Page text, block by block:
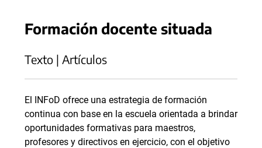
Formación docente situada
Texto | Artículos
El INFoD ofrece una estrategia de formación
continua con base en la escuela orientada a brindar
oportunidades formativas para maestros,
profesores y directivos en ejercicio, con el objetivo